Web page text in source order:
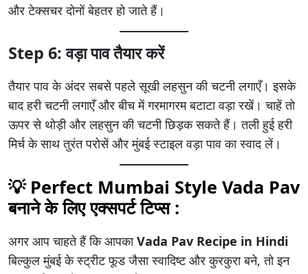
और टेक्सचर दोनों बेहतर हो जाते हैं।
Step 6: वड़ा पाव तैयार करें
तैयार पाव के अंदर सबसे पहले सूखी लहसुन की चटनी लगाएँ। इसके
बाद हरी चटनी लगाएँ और बीच में गरमागरम बटाटा वड़ा रखें। चाहें तो
ऊपर से थोड़ी और लहसुन की चटनी छिड़क सकते हैं। तली हुई हरी
मिर्च के साथ तुरंत परोसें और मुंबई स्टाइल वड़ा पाव का स्वाद लें।
💡 Perfect Mumbai Style Vada Pav
बनाने के लिए एक्सपर्ट टिप्स :
अगर आप चाहते हैं कि आपकाVada Pav Recipe in Hindi
बिल्कुल मुंबई के स्ट्रीट फूड जैसा स्वादिष्ट और कुरकुरा बने, तो इन